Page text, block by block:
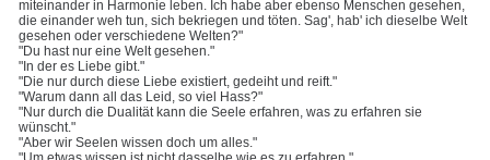
miteinander in Harmonie leben. Ich habe aber ebenso Menschen gesehen,
die einander weh tun, sich bekriegen und töten. Sag', hab' ich dieselbe Welt
gesehen oder verschiedene Welten?"
"Du hast nur eine Welt gesehen."
"In der es Liebe gibt."
"Die nur durch diese Liebe existiert, gedeiht und reift."
"Warum dann all das Leid, so viel Hass?"
"Nur durch die Dualität kann die Seele erfahren, was zu erfahren sie
wünscht."
"Aber wir Seelen wissen doch um alles."